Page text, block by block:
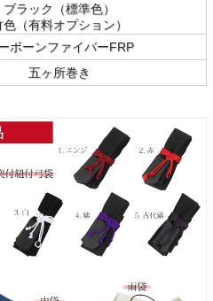
ブラック（標準色）
色（有料オプション）
ボーンファイバーFRP
五ヶ所巻き